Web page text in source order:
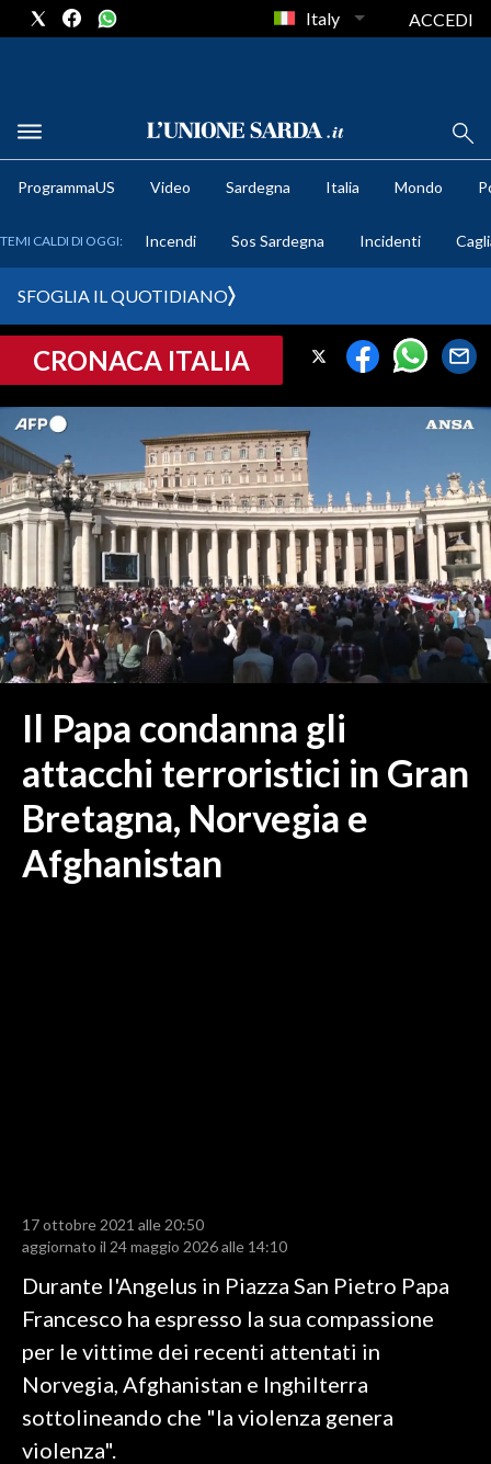
METEO
CRONACA SARDEGNA
PROVINCIA DI CAGLIARI
SULCIS IGLESIENTE
MEDIO CAMPIDANO
ORISTANO E PROVINCIA
SASSARI E PROVINCIA
GALLURA
NUORO E PROVINCIA
OGLIASTRA
ITALIA
MONDO
POLITICA
CALCIO
CALCIO REGIONALE
BASKET
VOLLEY
MOTORI
TENNIS
ALTRI SPORT
Italy ACCEDI
ProgrammaUS Video Sardegna Italia Mondo
TEMI CALDI DI OGGI: Incendi Sos Sardegna Incidenti
SFOGLIA IL QUOTIDIANO
CRONACA ITALIA
Il Papa condanna gli
attacchi terroristici in Gran
Bretagna, Norvegia e
Afghanistan
17 ottobre 2021 alle 20:50
aggiornato il 24 maggio 2026 alle 14:10
Durante l'Angelus in Piazza San Pietro Papa
Francesco ha espresso la sua compassione
per le vittime dei recenti attentati in
Norvegia, Afghanistan e Inghilterra
sottolineando che "la violenza genera
violenza".